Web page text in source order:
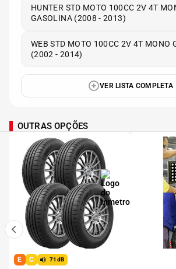
HUNTER STD MOTO 100CC 2V 4T
GASOLINA (2008 - 2013)
WEB STD MOTO 100CC 2V 4T MONO
(2002 - 2014)
VER LISTA COMPLETA
OUTRAS OPÇÕES
E C 71dB